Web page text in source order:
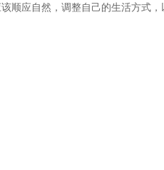
顺应自然，调整自己的生活方式